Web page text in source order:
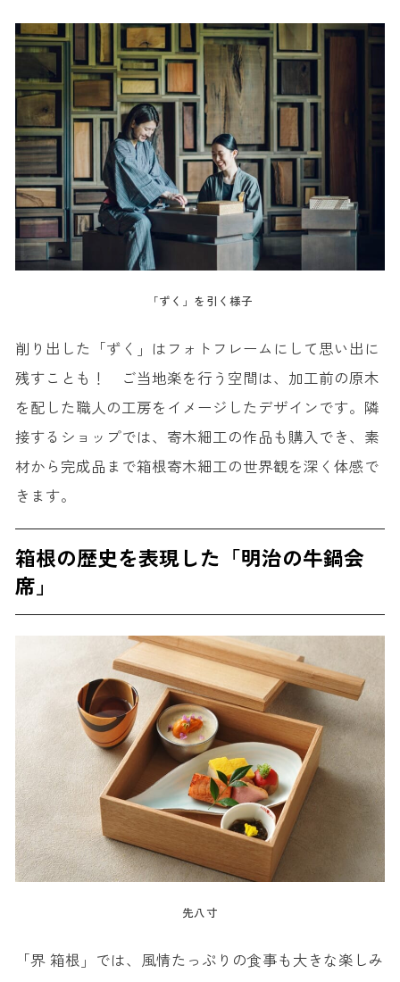
「ずく」を引く様子
削り出した「ずく」はフォトフレームにして思い出に
残すことも！ ご当地楽を行う空間は、加工前の原木
を配した職人の工房をイメージしたデザインです。隣
接するショップでは、寄木細工の作品も購入でき、素
材から完成品まで箱根寄木細工の世界観を深く体感で
きます。
箱根の歴史を表現した「明治の牛鍋会
席」
先八寸
「界 箱根」では、風情たっぷりの食事も大きな楽しみ